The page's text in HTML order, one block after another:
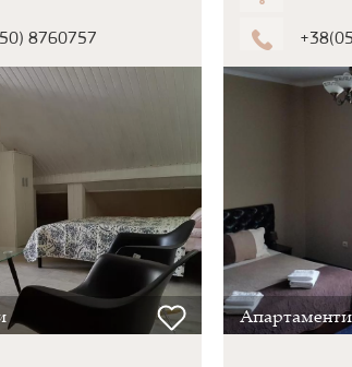
8760757
Апартаменти